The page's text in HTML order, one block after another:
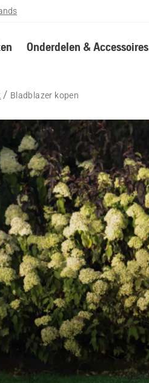
Onderdelen & Accessoires
Bladblazer kopen